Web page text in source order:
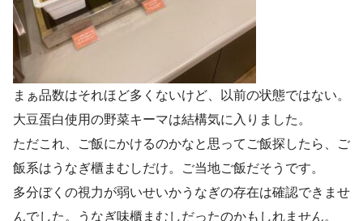
まぁ品数はそれほど多くないけど、以前の状態ではない。
大豆蛋白使用の野菜キーマは結構気に入りました。
ただこれ、ご飯にかけるのかなと思ってご飯探したら、ご
飯系はうなぎ櫃まむしだけ。ご当地ご飯だそうです。
多分ぼくの視力が弱いせいかうなぎの存在は確認できませ
んでした。うなぎ味櫃まむしだったのかもしれません。